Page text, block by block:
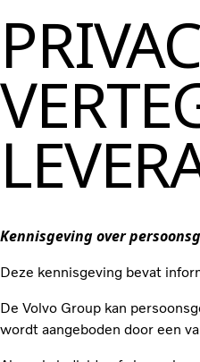
Kennisgeving over
Deze kennisgeving bevat
De Volvo Group kan
wordt aangeboden door een